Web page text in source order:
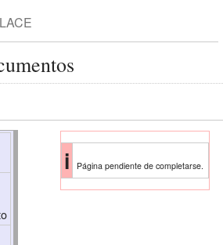
i Página pendiente de completarse.